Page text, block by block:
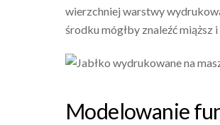
wierzchniej warstwy
środku mógłby znaleźć
Modelowanie